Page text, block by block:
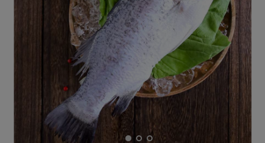
水產
調理食材・點心
調味醬料/南北貨
湯品．鍋物
合作25-經典快閃最後一週
合作25-精選產品第四彈
合作25-精選產品第三彈
更多當季產品
生活提案
親子食育
非基改運動 支持本土農糧
檢驗報告